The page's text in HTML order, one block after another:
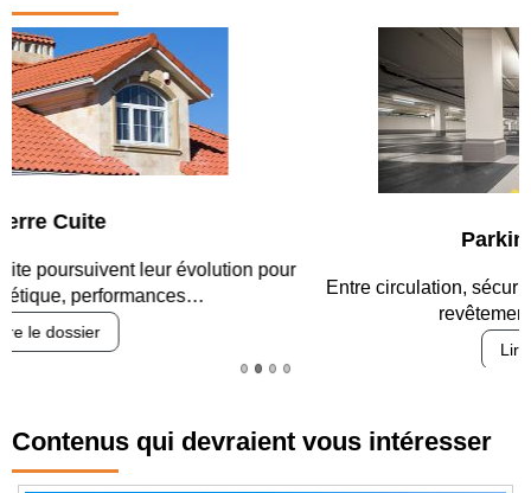
Entre circulation, sécurisation des accès, durabilité des
Contenus qui devraient vous intéresser